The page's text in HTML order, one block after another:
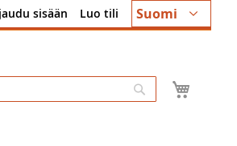
Kieli
Suomi
sisään Luo tili
Hae